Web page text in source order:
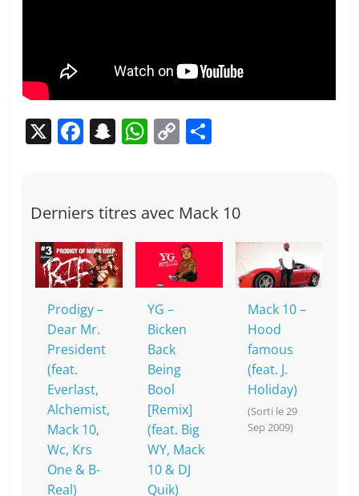
X F
e
b
o
o
k
S
p
c
h
at
W
s
A
p
p
C
y
Li
n
k
g
er
Derniers titres avec Mack 10
Prodigy –
Dear Mr.
President
(feat.
Everlast,
Alchemist,
Mack 10,
Wc, Krs
One & B-
Real)
YG –
Bicken
Back
Being
Bool
[Remix]
(feat. Big
WY, Mack
10 & DJ
Quik)
Mack 10 –
Hood
famous
(feat. J.
Holiday)
(Sorti le 29
Sep 2009)